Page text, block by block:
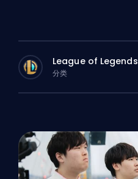
League of Legends
分类